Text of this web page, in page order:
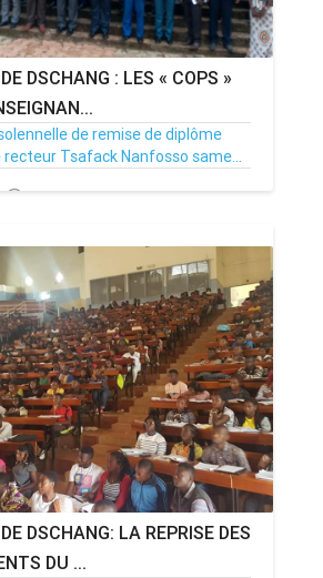
DSCHANG : LES « COPS »
de remise de diplôme
recteur Tsafack Nanfosso same...
Par MenouActu 0
DSCHANG: LA REPRISE DES
DU ...